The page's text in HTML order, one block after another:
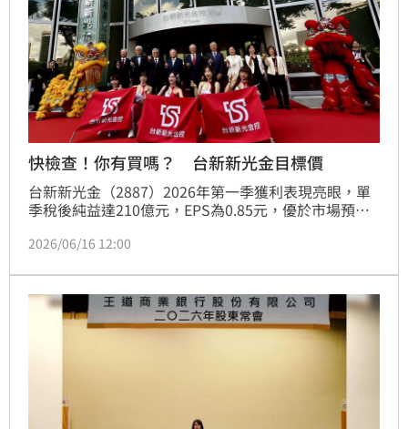
快檢查！你有買嗎？ 台新新光金目標價
台新新光金（2887）2026年第一季獲利表現亮眼，單
季稅後純益達210億元，EPS為0.85元，優於市場預
善，以及銀行財富管理手續費收入大幅成長。儘管獲利
制未來股利上繳能力，預估現金股利配發將維持保守。
法人維持中立評等，並將目標價上調至30元，後續整併
綜效與資本市場表現仍是觀察關鍵。
2026/06/16 12:00